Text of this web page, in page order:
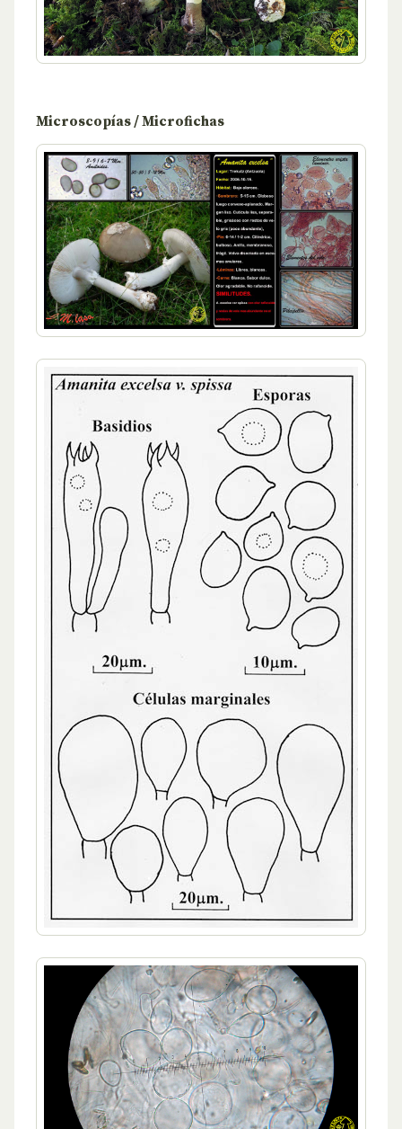
Microscopías / Microfichas